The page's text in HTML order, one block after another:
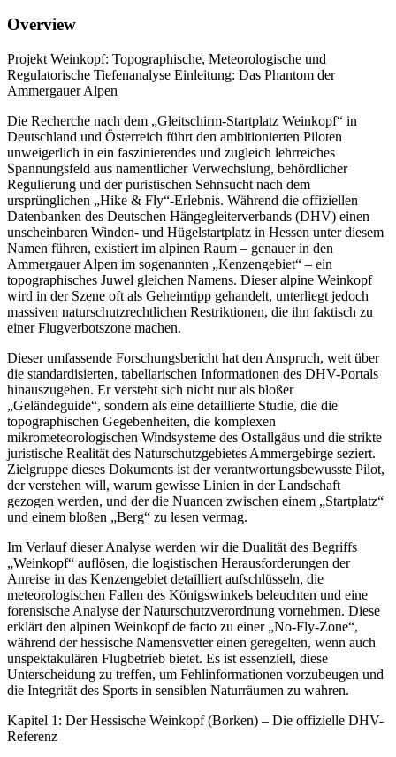
Overview
Projekt Weinkopf: Topographische, Meteorologische und
Regulatorische Tiefenanalyse Einleitung: Das Phantom der
Ammergauer Alpen
Die Recherche nach dem „Gleitschirm-Startplatz Weinkopf“ in
Deutschland und Österreich führt den ambitionierten Piloten
unweigerlich in ein faszinierendes und zugleich lehrreiches
Spannungsfeld aus namentlicher Verwechslung, behördlicher
Regulierung und der puristischen Sehnsucht nach dem
ursprünglichen „Hike & Fly“-Erlebnis. Während die offiziellen
Datenbanken des Deutschen Hängegleiterverbands (DHV) einen
unscheinbaren Winden- und Hügelstartplatz in Hessen unter diesem
Namen führen, existiert im alpinen Raum – genauer in den
Ammergauer Alpen im sogenannten „Kenzengebiet“ – ein
topographisches Juwel gleichen Namens. Dieser alpine Weinkopf
wird in der Szene oft als Geheimtipp gehandelt, unterliegt jedoch
massiven naturschutzrechtlichen Restriktionen, die ihn faktisch zu
einer Flugverbotszone machen.
Dieser umfassende Forschungsbericht hat den Anspruch, weit über
die standardisierten, tabellarischen Informationen des DHV-Portals
hinauszugehen. Er versteht sich nicht nur als bloßer
„Geländeguide“, sondern als eine detaillierte Studie, die die
topographischen Gegebenheiten, die komplexen
mikrometeorologischen Windsysteme des Ostallgäus und die strikte
juristische Realität des Naturschutzgebietes Ammergebirge seziert.
Zielgruppe dieses Dokuments ist der verantwortungsbewusste Pilot,
der verstehen will, warum gewisse Linien in der Landschaft
gezogen werden, und der die Nuancen zwischen einem „Startplatz“
und einem bloßen „Berg“ zu lesen vermag.
Im Verlauf dieser Analyse werden wir die Dualität des Begriffs
„Weinkopf“ auflösen, die logistischen Herausforderungen der
Anreise in das Kenzengebiet detailliert aufschlüsseln, die
meteorologischen Fallen des Königswinkels beleuchten und eine
forensische Analyse der Naturschutzverordnung vornehmen. Diese
erklärt den alpinen Weinkopf de facto zu einer „No-Fly-Zone“,
während der hessische Namensvetter einen geregelten, wenn auch
unspektakulären Flugbetrieb bietet. Es ist essenziell, diese
Unterscheidung zu treffen, um Fehlinformationen vorzubeugen und
die Integrität des Sports in sensiblen Naturräumen zu wahren.
Kapitel 1: Der Hessische Weinkopf (Borken) – Die offizielle DHV-
Referenz